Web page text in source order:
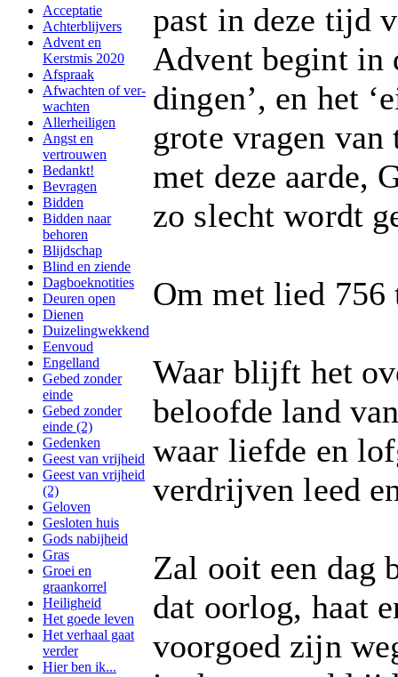
Acceptatie
Achterblijvers
Advent en
Kerstmis 2020
Afspraak
Afwachten of ver-
wachten
Allerheiligen
Angst en
vertrouwen
Bedankt!
Bevragen
Bidden
Bidden naar
behoren
Blijdschap
Blind en ziende
Dagboeknotities
Deuren open
Dienen
Duizelingwekkend
Eenvoud
Engelland
Gebed zonder
einde
Gebed zonder
einde (2)
Gedenken
Geest van vrijheid
Geest van vrijheid
(2)
Geloven
Gesloten huis
Gods nabijheid
Gras
Groei en
graankorrel
Heiligheid
Het goede leven
Het verhaal gaat
verder
Hier ben ik...
past in deze tijd
Advent begint in
dingen’, en het
grote vragen
met deze aarde,
zo slecht wordt
Om met lied 756
Waar blijft het
beloofde land
waar liefde en
verdrijven leed
Zal ooit een dag
dat oorlog, haat
voorgoed zijn